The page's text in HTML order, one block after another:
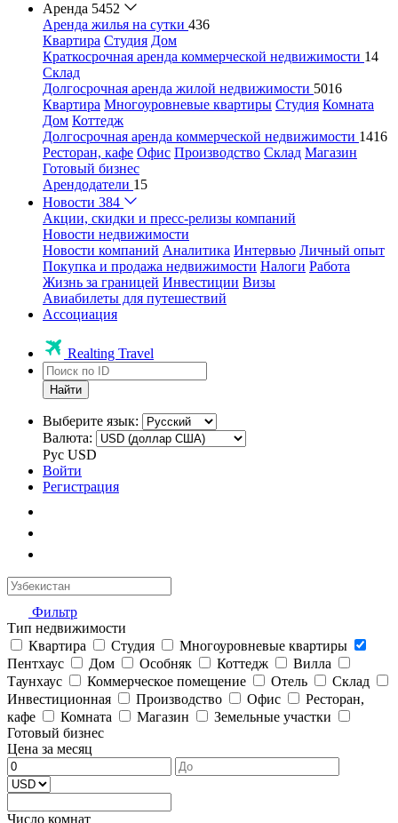
Аренда 5452
Аренда жилья на сутки 436
Квартира Студия Дом
Краткосрочная аренда коммерческой недвижимости 14
Склад
Долгосрочная аренда жилой недвижимости 5016
Квартира Многоуровневые квартиры Студия Комната
Дом Коттедж
Долгосрочная аренда коммерческой недвижимости 1416
Ресторан, кафе Офис Производство Склад Магазин
Готовый бизнес
Арендодатели 15
Новости 384
Акции, скидки и пресс-релизы компаний
Новости недвижимости
Новости компаний Аналитика Интервью Личный опыт
Покупка и продажа недвижимости Налоги Работа
Жизнь за границей Инвестиции Визы
Авиабилеты для путешествий
Ассоциация
Realting Travel
Найти
Выберите язык:
Валюта:
Рус USD
Войти
Регистрация
Фильтр
Тип недвижимости
Квартира
Студия
Многоуровневые квартиры
Пентхаус
Дом Особняк Коттедж
Вилла
Таунхаус
Коммерческое помещение Отель
Склад
Инвестиционная
Производство Офис
Ресторан,
кафе
Комната Магазин
Земельные участки
Готовый бизнес
Цена за месяц
Число комнат